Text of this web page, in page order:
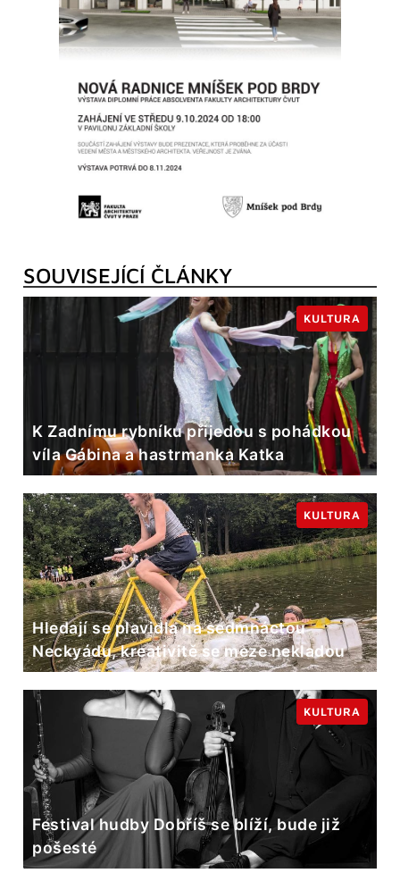
SOUVISEJÍCÍ ČLÁNKY
K Zadnímu rybníku přijedou s pohádkou
víla Gábina a hastrmanka Katka
KULTURA
Hledají se plavidla na sedmnáctou
Neckyádu, kreativitě se meze nekladou
KULTURA
Festival hudby Dobříš se blíží, bude již
pošesté
KULTURA